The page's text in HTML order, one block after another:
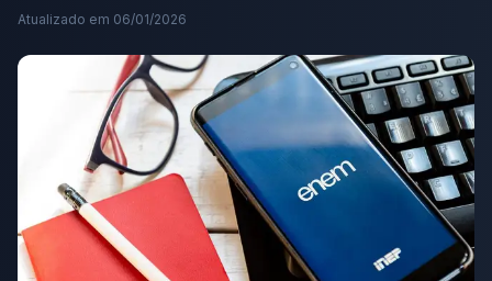
Atualizado em 06/01/2026